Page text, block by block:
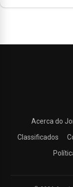
Acerca do
Classificados